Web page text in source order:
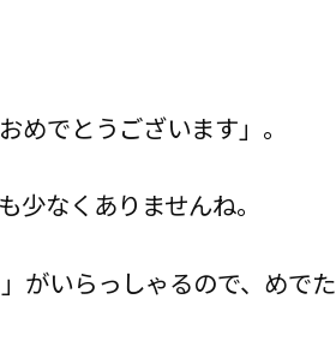
めでとうございます」。
なくありませんね。
がいらっしゃるので、めでた